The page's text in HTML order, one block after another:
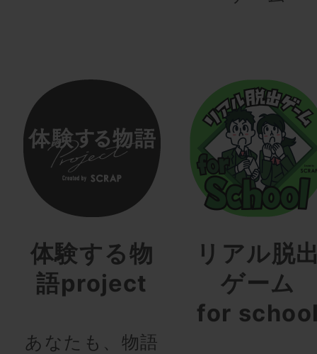
体験する物
語project
あなたも、物語
リアル脱
ゲーム
for